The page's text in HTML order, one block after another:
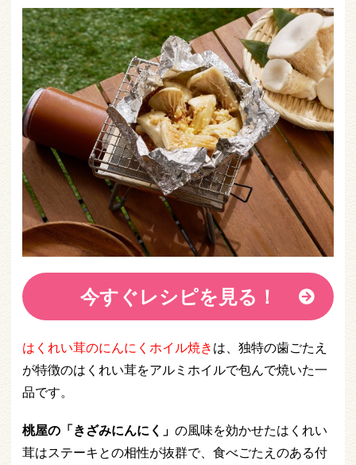
今すぐレシピを見る！
はくれい茸のにんにくホイル焼きは、独特の歯ごたえ
が特徴のはくれい茸をアルミホイルで包んで焼いた一
品です。
桃屋の「きざみにんにく」 の風味を効かせたはくれい
茸はステーキとの相性が抜群で、食べごたえのある付